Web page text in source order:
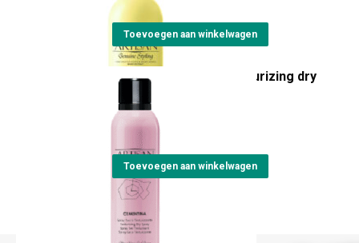
Toevoegen aan winkelwagen
Artisan Cementina texturizing dry
spray
€ 24,15
Toevoegen aan winkelwagen